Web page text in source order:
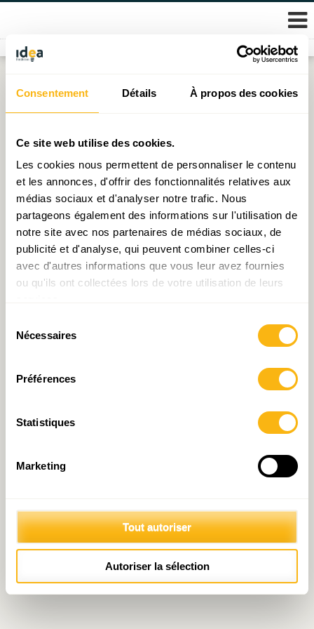
Consentement Détails À propos des cookies
Ce site web utilise des cookies.
Les cookies nous permettent de personnaliser le contenu
et les annonces, d'offrir des fonctionnalités relatives aux
médias sociaux et d'analyser notre trafic. Nous
partageons également des informations sur l'utilisation de
notre site avec nos partenaires de médias sociaux, de
publicité et d'analyse, qui peuvent combiner celles-ci
avec d'autres informations que vous leur avez fournies
ou qu'ils ont collectées lors de votre utilisation de leurs
Nécessaires
Préférences
Statistiques
Marketing
Tout autoriser
Autoriser la sélection
Skip
content
Nothing Found
It seems we can’t find what you’re looking for.
Perhaps searching can help.
Rechercher :
© 2026 Fondation IDEA